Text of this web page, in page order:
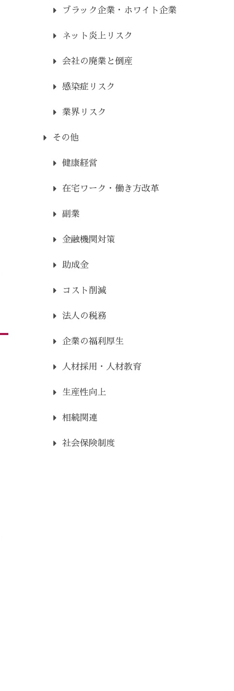
ブラック企業・ホワイト企業
ネット炎上リスク
会社の廃業と倒産
感染症リスク
業界リスク
その他
健康経営
在宅ワーク・働き方改革
副業
金融機関対策
助成金
コスト削減
法人の税務
企業の福利厚生
人材採用・人材教育
生産性向上
相続関連
社会保険制度